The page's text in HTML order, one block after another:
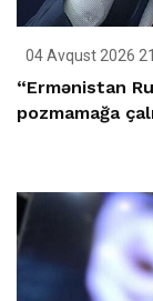
04 Avqust 2026
“Ermənistan
pozmamağa